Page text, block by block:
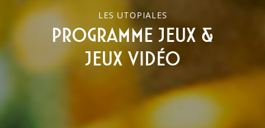
LES UTOPIALES
Programme jeux &
jeux vidéo